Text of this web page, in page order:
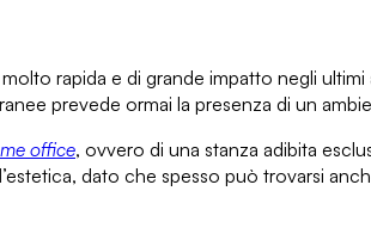
rapida e di grande impatto negli
prevede ormai la presenza di un
office, ovvero di una stanza adibita
, dato che spesso può trovarsi